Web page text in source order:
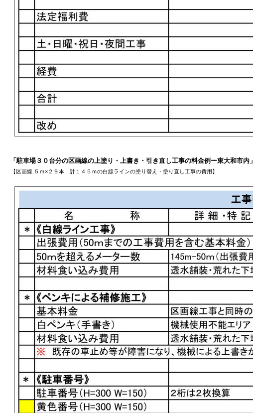
「駐車場３０台分の区画線の上塗り・上書き・引き直し工事の料金例ー東大和市内」
【区画線 ５ｍ×２９本 計１４５ｍの白線ラインの塗り替え・塗り直し工事の費用】